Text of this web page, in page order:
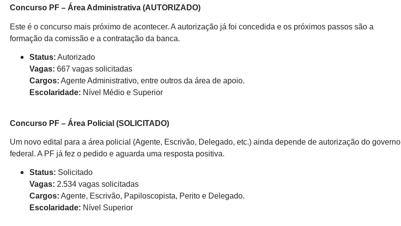
Concurso PF – Área Administrativa (AUTORIZADO)
Este é o concurso mais próximo de acontecer. A autorização já foi concedida e os próximos passos são a
formação da comissão e a contratação da banca.
Status: Autorizado
Vagas: 667 vagas solicitadas
Cargos: Agente Administrativo, entre outros da área de apoio.
Escolaridade: Nível Médio e Superior
Concurso PF – Área Policial (SOLICITADO)
Um novo edital para a área policial (Agente, Escrivão, Delegado, etc.) ainda depende de autorização do governo
federal. A PF já fez o pedido e aguarda uma resposta positiva.
Status: Solicitado
Vagas: 2.534 vagas solicitadas
Cargos: Agente, Escrivão, Papiloscopista, Perito e Delegado.
Escolaridade: Nível Superior